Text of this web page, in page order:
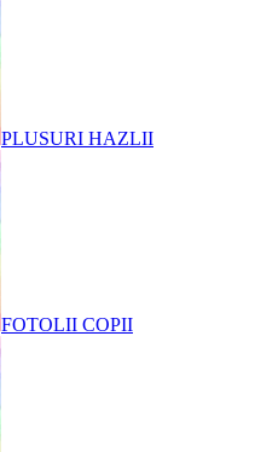
PLUSURI HAZLII
FOTOLII COPII